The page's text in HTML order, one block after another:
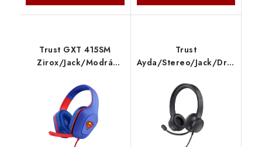
Trust GXT 415SM
Zirox/Jack/Modrá
Trust
Ayda/Stereo/Jack/Drát/